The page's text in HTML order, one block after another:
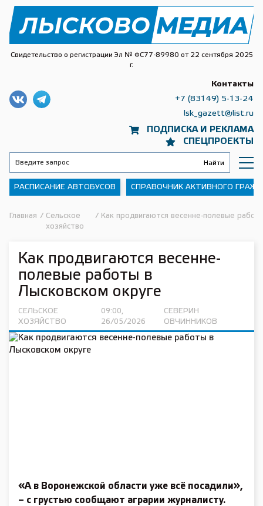
Свидетельство о регистрации Эл № ФС77-89980 от 22 сентября 2025
г.
ПОДПИСКА И РЕКЛАМА
СПЕЦПРОЕКТЫ
Контакты
+7 (83149) 5-13-24
lsk_gazett@list.ru
РАСПИСАНИЕ АВТОБУСОВ СПРАВОЧНИК АКТИВНОГО
Главная / Сельское
хозяйство
/ Как продвигаются весенне-полевые
Как продвигаются весенне-
полевые работы в
Лысковском округе
СЕЛЬСКОЕ
ХОЗЯЙСТВО
09:00,
26/05/2026
СЕВЕРИН
ОВЧИННИКОВ
«А в Воронежской области уже всё посадили»,
– с грустью сообщают аграрии журналисту.